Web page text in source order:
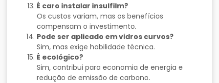
É caro instalar insulfilm?
Os custos variam, mas os benefícios
compensam o investimento.
Pode ser aplicado em vidros curvos?
Sim, mas exige habilidade técnica.
É ecológico?
Sim, contribui para economia de energia e
redução de emissão de carbono.